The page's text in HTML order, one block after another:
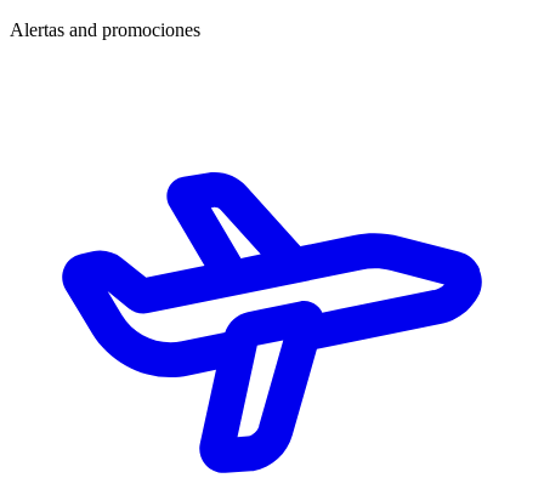
Alertas and promociones